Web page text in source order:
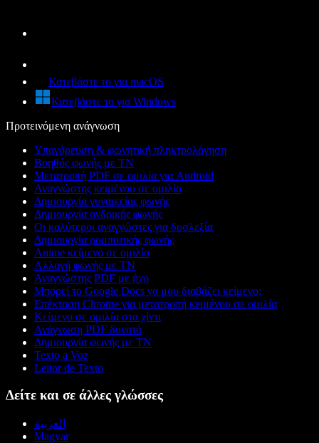
Κατεβάστε το για macOS
Κατεβάστε το για Windows
Προτεινόμενη ανάγνωση
Υπαγόρευση & φωνητική πληκτρολόγηση
Βοηθός φωνής με ΤΝ
Μετατροπή PDF σε ομιλία για Android
Αναγνώστης κειμένου σε ομιλία
Δημιουργία γυναικείας φωνής
Δημιουργία ανδρικής φωνής
Οι καλύτεροι αναγνώστες για δυσλεξία
Δημιουργία ρομποτικής φωνής
Anime κείμενο σε ομιλία
Αλλαγή φωνής με ΤΝ
Αναγνώστης PDF με ήχο
Μπορεί το Google Docs να μου διαβάζει κείμενο;
Επέκταση Chrome για μετατροπή κειμένου σε ομιλία
Κείμενο σε ομιλία στα χίντι
Ανάγνωση PDF δυνατά
Δημιουργία φωνής με ΤΝ
Texto a Voz
Leitor de Texto
Δείτε και σε άλλες γλώσσες
العربية
Magyar